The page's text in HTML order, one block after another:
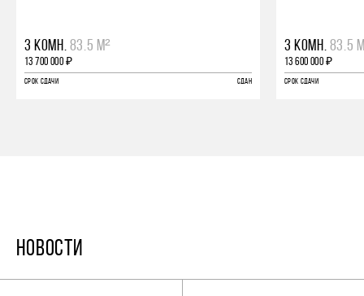
3 КОМН. 83.5 М²
13 700 000 ₽
СРОК СДАЧИ СДАН
3 КОМН. 83.5
13 600 000 ₽
СРОК СДАЧИ
НОВОСТИ